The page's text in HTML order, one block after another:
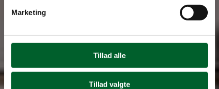
Marketing
Tillad alle
Tillad valgte